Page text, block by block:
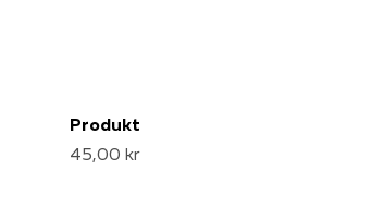
Produkt
45,00 kr